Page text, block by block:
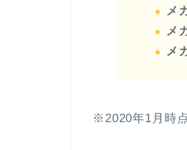
メ
メ
メ
※2020年1月時